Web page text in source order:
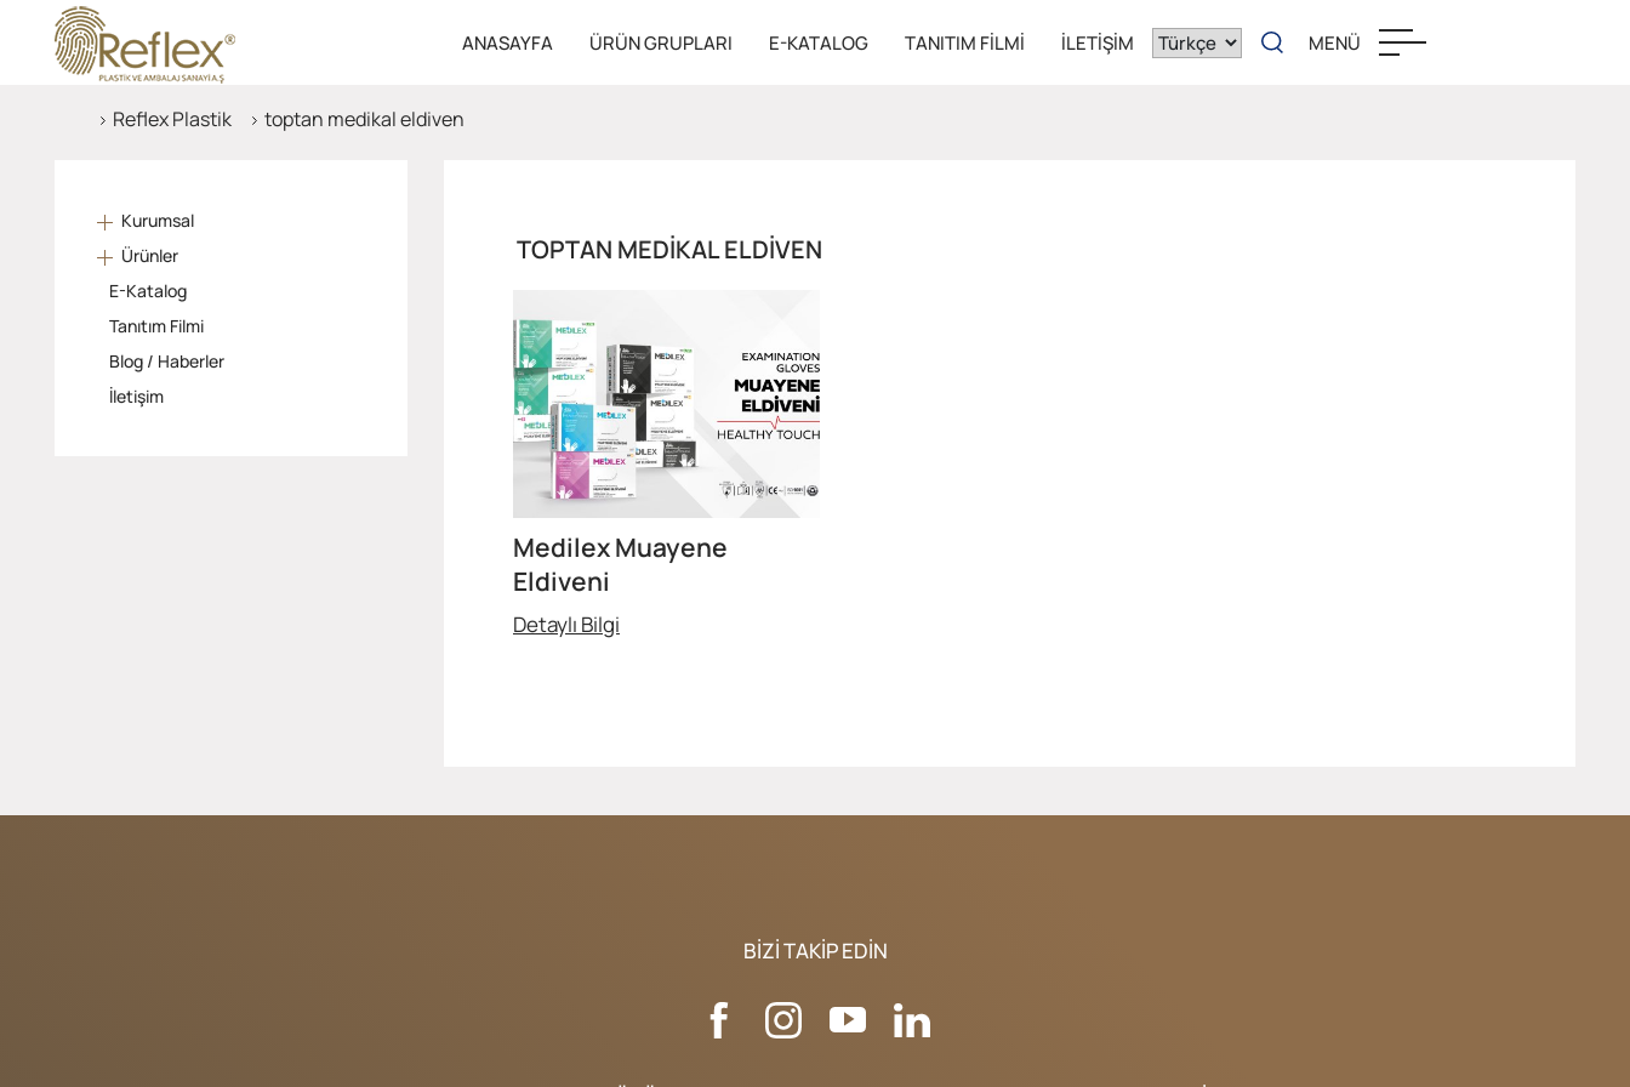
ANASAYFA ÜRÜN GRUPLARI E-KATALOG TANITIM FILMI İLETIŞIM MENÜ
Reflex Plastik toptan medikal eldiven
Kurumsal
Ürünler
E-Katalog
Tanıtım Filmi
Blog / Haberler
İletişim
TOPTAN MEDIKAL ELDIVEN
Medilex Muayene
Eldiveni
Detaylı Bilgi
BIZI TAKIP EDIN